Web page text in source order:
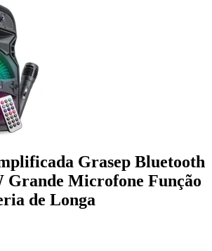
Grasep Bluetooth
Grande Microfone Função
de Longa